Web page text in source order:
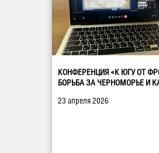
КОНФЕРЕНЦИЯ «К ЮГУ ОТ
БОРЬБА ЗА ЧЕРНОМОРЬЕ И
23 апреля 2026